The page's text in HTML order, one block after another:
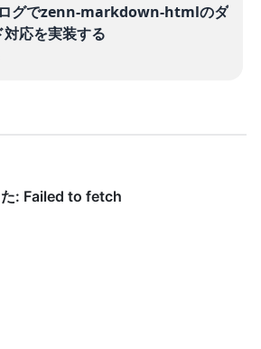
グでzenn-markdown-htmlのダ
応を実装する